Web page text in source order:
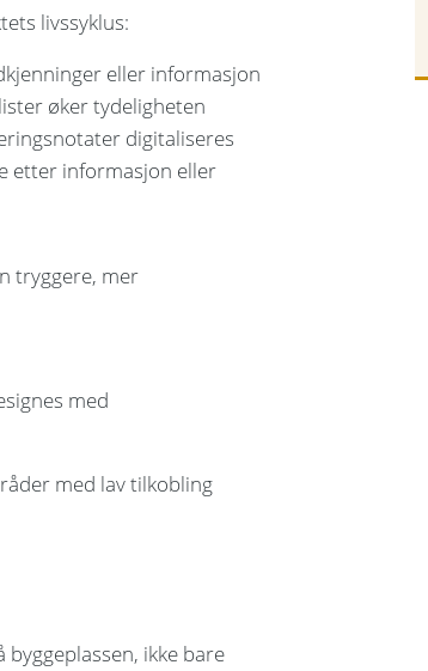
livssyklus:
eller informasjon
øker tydeligheten
digitaliseres
etter informasjon eller
tryggere, mer
med
med lav tilkobling
ikke bare